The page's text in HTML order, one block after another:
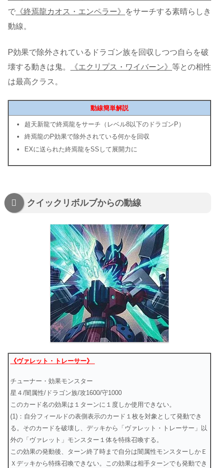
で 《終焉龍カオス・エンペラー》
をサーチする素晴らしき
動線。
P効果で除外されているドラゴン族を回収しつつ自らを破
壊する動きは鬼。
《エクリプス・ワイバーン》 等との相性
は最高クラス。
動線簡単解説
超天新龍で終焉龍をサーチ（レベル8以下のドラゴンP）
終焉龍のP効果で除外されている何かを回収
EXに送られた終焉龍をSSして展開力に
クイックリボルブからの動線
《ヴァレット・トレーサー》
チューナー・効果モンスター
星４/闇属性/ドラゴン族/攻1600/守1000
このカード名の効果は１ターンに１度しか使用できない。
(1)：自分フィールドの表側表示のカード１枚を対象として発動でき
る。そのカードを破壊し、デッキから「ヴァレット・トレーサー」以
外の「ヴァレット」モンスター１体を特殊召喚する。
この効果の発動後、ターン終了時まで自分は闇属性モンスターしかＥ
Ｘデッキから特殊召喚できない。この効果は相手ターンでも発動でき